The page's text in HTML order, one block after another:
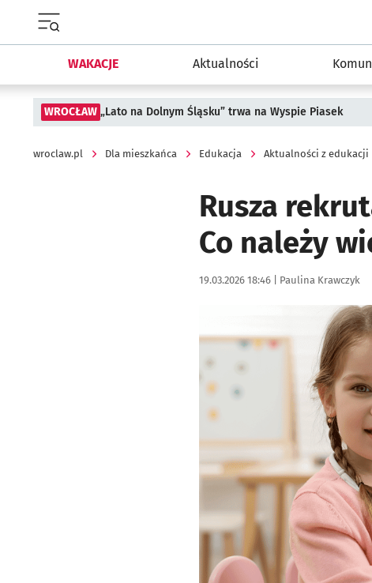
WAKACJE Aktualności
WROCŁAW „Lato na Dolnym Śląsku” trwa na Wyspie Piasek
wroclaw.pl Dla mieszkańca Edukacja Aktualności z edukacji
Rusza
Co należy
Data publikacji:
19.03.2026 18:46 | Autor:
Paulina Krawczyk